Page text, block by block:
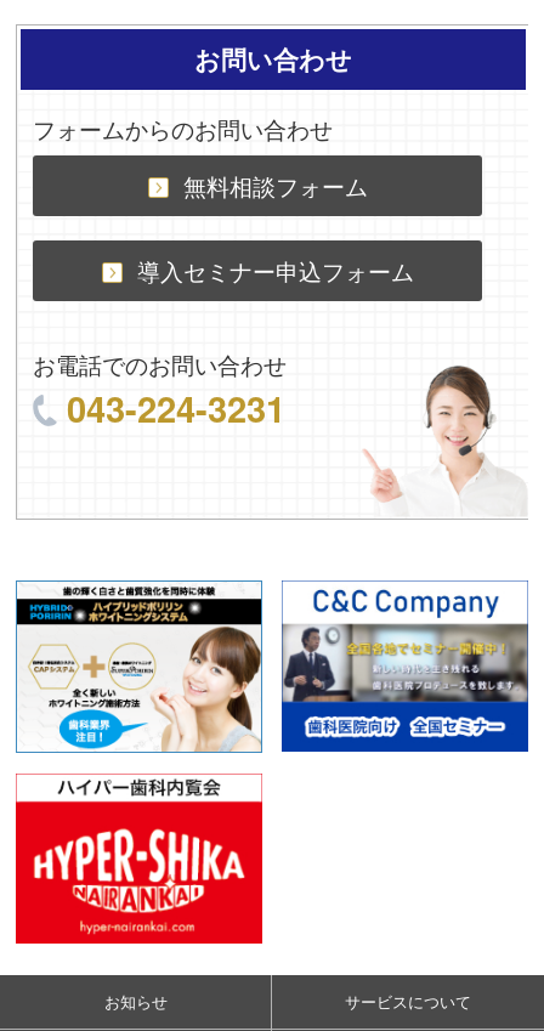
お問い合わせ
フォームからのお問い合わせ
無料相談フォーム
導入セミナー申込フォーム
お電話でのお問い合わせ
043-224-3231
お知らせ サービスについて